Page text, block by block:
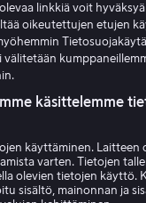
Toiminta
Vuokraa 3,99 €
linkkiä voit
oikeutettujen etujen
välitetään
käsittelemme
käyttäminen. Laitteen
varten. Tietojen
olevien tietojen käyttö.
sisältö, mainonnan ja